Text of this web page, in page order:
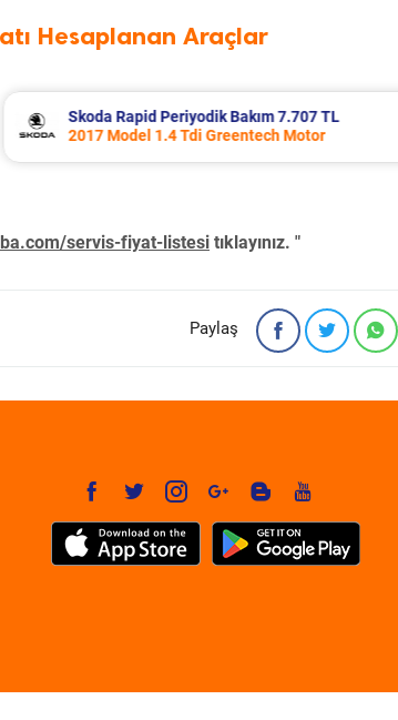
Hesaplanan Araçlar
Porsche Panamera Periyodik Bakım
2011 Model 3.6 4 Motor
servis-fiyat-listesi tıklayınız. "
Paylaş